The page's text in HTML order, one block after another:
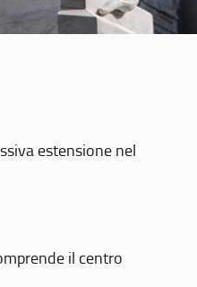
estensione nel
il centro